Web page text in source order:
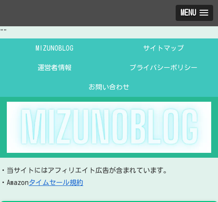
MENU
""
MIZUNOBLOG サイトマップ
運営者情報 プライバシーポリシー
お問い合わせ
・当サイトにはアフィリエイト広告が含まれています。
・Amazonタイムセール規約